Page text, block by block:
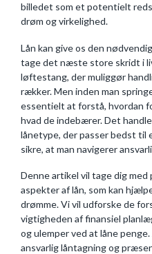
billedet som et potentielt
drøm og virkelighed.
Lån kan give os den
tage det næste store skridt i
løftestang, der muliggør
rækker. Men inden man
essentielt at forstå, hvordan
hvad de indebærer. Det
lånetype, der passer bedst til
sikre, at man navigerer
Denne artikel vil tage dig med
aspekter af lån, som kan
drømme. Vi vil udforske de
vigtigheden af finansiel
og ulemper ved at låne
ansvarlig låntagning og